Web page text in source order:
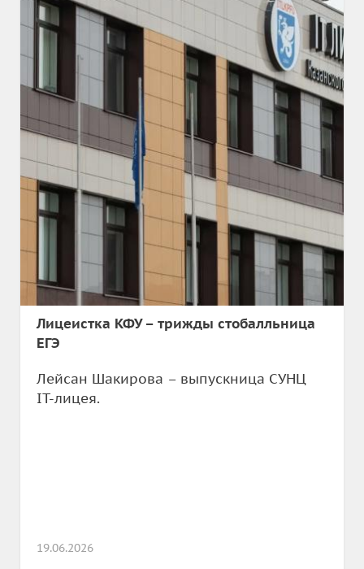
Лицеистка КФУ – трижды стобалльница
ЕГЭ
Лейсан Шакирова – выпускница СУНЦ
IT-лицея.
19.06.2026